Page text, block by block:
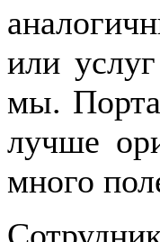
или
мы.
лучше
много